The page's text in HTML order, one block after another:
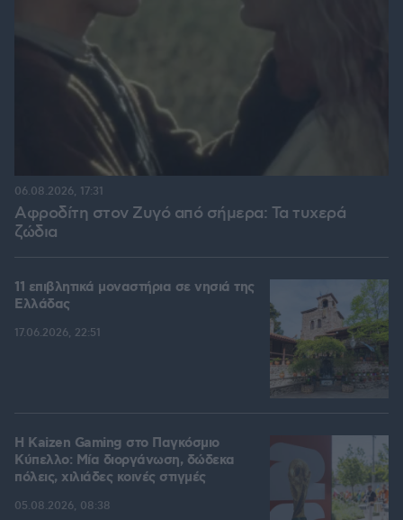
Αφροδίτη στον Ζυγό από σήμερα: Τα τυχερά
ζώδια
06.08.2026, 17:31
11 επιβλητικά μοναστήρια σε νησιά της
Ελλάδας
17.06.2026, 22:51
H Kaizen Gaming στο Παγκόσμιο
Kύπελλο: Μία διοργάνωση, δώδεκα
πόλεις, χιλιάδες κοινές στιγμές
05.08.2026, 08:38